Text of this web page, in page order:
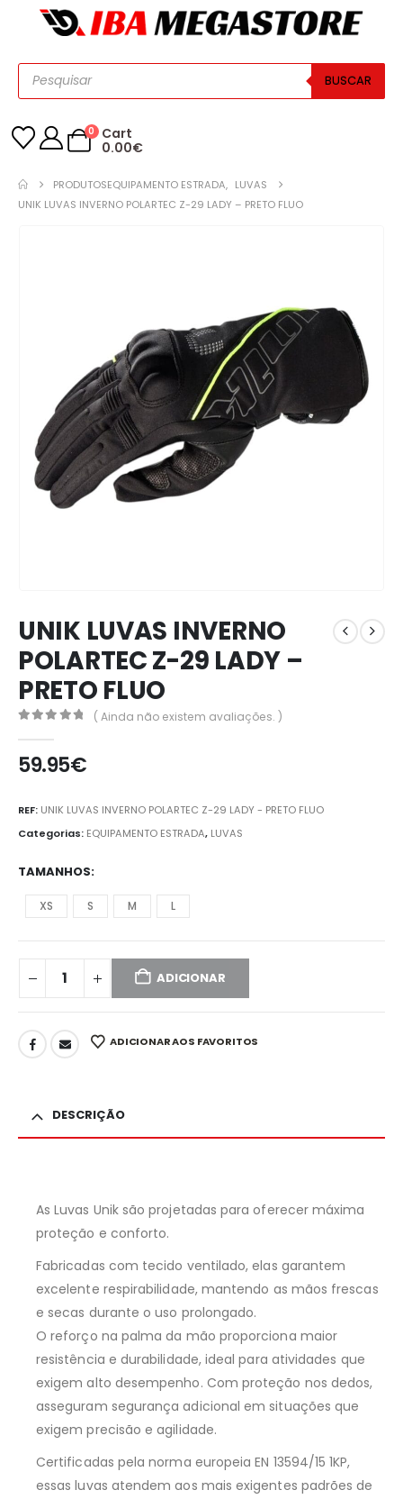
BUSCAR
0
Cart
0.00€
PRODUTOSEQUIPAMENTO ESTRADA, LUVAS
UNIK LUVAS INVERNO POLARTEC Z-29 LADY – PRETO FLUO
UNIK LUVAS INVERNO
POLARTEC Z-29 LADY –
PRETO FLUO
( Ainda não existem avaliações. )
59.95€
REF: UNIK LUVAS INVERNO POLARTEC Z-29 LADY - PRETO FLUO
Categorias: EQUIPAMENTO ESTRADA, LUVAS
TAMANHOS
XS S M L
ADICIONAR
ADICIONAR AOS FAVORITOS
DESCRIÇÃO
As Luvas Unik são projetadas para oferecer máxima
proteção e conforto.
Fabricadas com tecido ventilado, elas garantem
excelente respirabilidade, mantendo as mãos frescas
e secas durante o uso prolongado.
O reforço na palma da mão proporciona maior
resistência e durabilidade, ideal para atividades que
exigem alto desempenho. Com proteção nos dedos,
asseguram segurança adicional em situações que
exigem precisão e agilidade.
Certificadas pela norma europeia EN 13594/15 1KP,
essas luvas atendem aos mais exigentes padrões de